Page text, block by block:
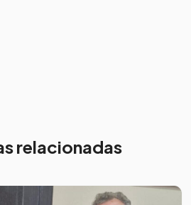
relacionadas